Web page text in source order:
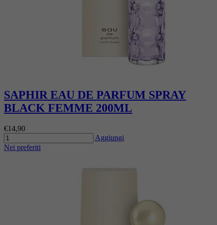
SAPHIR EAU DE PARFUM SPRAY
BLACK FEMME 200ML
€14,90
Aggiungi
Nei preferiti